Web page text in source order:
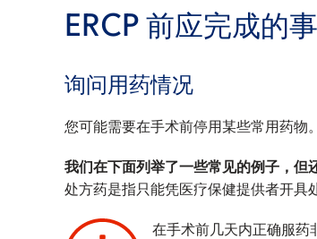
ERCP 前应完成的
询问用药情况
您可能需要在手术前停用某些常用药物
我们在下面列举了一些常见的例子，但
处方药是指只能凭医疗保健提供者开具
在手术前几天内正确服药